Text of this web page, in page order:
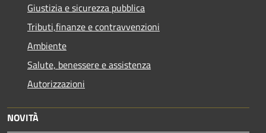
Giustizia e sicurezza pubblica
Tributi,finanze e contravvenzioni
Ambiente
Salute, benessere e assistenza
Autorizzazioni
NOVITÀ